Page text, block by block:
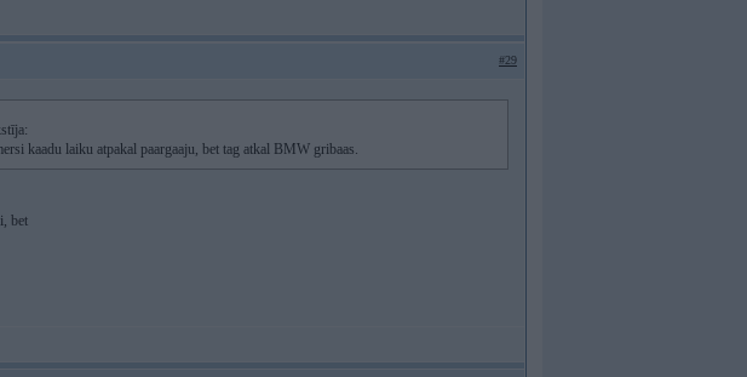
#29
kaadu laiku atpakal paargaaju, bet tag atkal BMW gribaas.
bet